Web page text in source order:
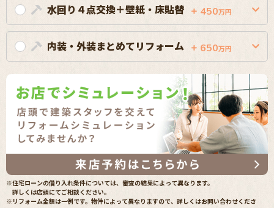
水回り４点交換＋壁紙・床貼替 450万円
内装・外装まとめてリフォーム 650万円
※住宅ローンの借り入れ条件については、審査の結果によって異なります。
詳しくは店頭にてご相談ください。
※リフォーム金額は一例です。物件によって異なりますので、詳しくはお問い合わせくださ